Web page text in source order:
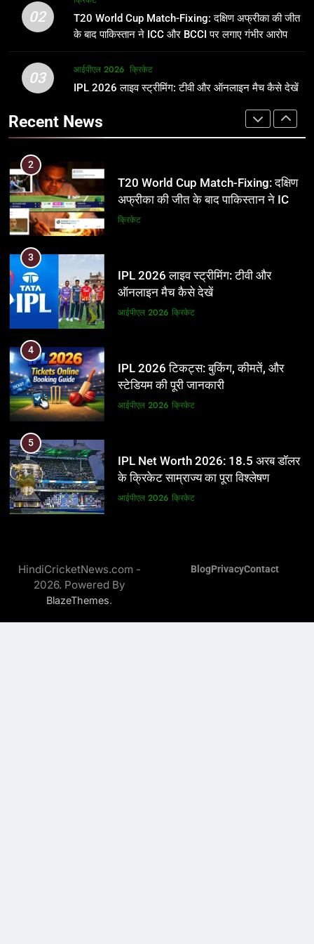
उम्र, परिवार, करियर और शादी से जुड़ी हर
जानकारी
क्रिकेट
2
T20 World Cup Match-Fixing: दक्षिण
3
IPL 2026 लाइव स्ट्रीमिंग: टीवी और
ऑनलाइन मैच कैसे देखें
आईपीएल 2026
4
IPL 2026 टिकट्स: बुकिंग, कीमतें, और
स्टेडियम की पूरी जानकारी
आईपीएल 2026 क्रिकेट
5
IPL Net Worth 2026: 18.5 अरब डॉलर
के क्रिकेट साम्राज्य का पूरा विश्लेषण
आईपीएल 2026 क्रिकेट
6
IPL टीम के मालिक: फ्रेंचाइजी के पीछे की
असली ताकत
आईपीएल 2026 क्रिकेट
विस्तृत विश्लेषण (2008-2026)
क्रिकेट
8
02
T20 World Cup Match-Fixing: दक्षिण अफ्रीका की जीत
के बाद पाकिस्तान ने ICC और BCCI पर लगाए गंभीर आरोप
03 आईपीएल 2026 क्रिकेट
IPL 2026 लाइव स्ट्रीमिंग: टीवी और ऑनलाइन मैच कैसे देखें
Recent News
फाइनल में हो सकती है महा-भिड़ंत, जानें पूरा
समीकरण
T20 वर्ल्ड कप 2026
1
अर्जुन तेंदुलकर की पत्नी सानिया चंडोक:
उम्र, परिवार, करियर और शादी से जुड़ी हर
2
T20 World Cup Match-Fixing: दक्षिण
अफ्रीका की जीत के बाद पाकिस्तान ने ICC
और BCCI पर लगाए गंभीर आरोप
क्रिकेट
3
IPL 2026 लाइव स्ट्रीमिंग: टीवी और
ऑनलाइन मैच कैसे देखें
आईपीएल 2026 क्रिकेट
4
IPL 2026 टिकट्स: बुकिंग, कीमतें, और
स्टेडियम की पूरी जानकारी
आईपीएल 2026 क्रिकेट
5
IPL Net Worth 2026: 18.5 अरब डॉलर
के क्रिकेट साम्राज्य का पूरा विश्लेषण
आईपीएल 2026 क्रिकेट
असली ताकत
आईपीएल 2026
HindiCricketNews.com -
2026. Powered By
BlazeThemes.
BlogPrivacyContact